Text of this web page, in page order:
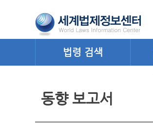
법령 검색
동향 보고서